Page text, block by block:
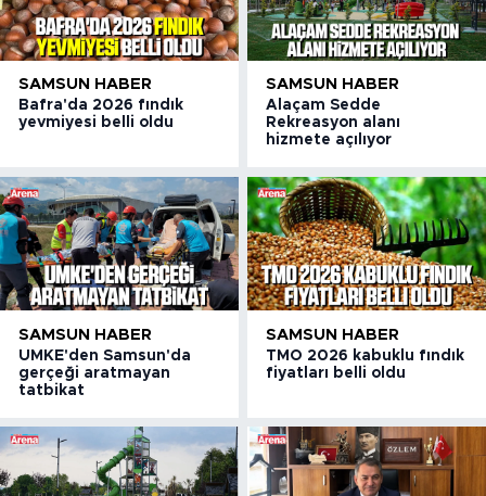
SAMSUN HABER
Bafra'da 2026 fındık
yevmiyesi belli oldu
SAMSUN HABER
Alaçam Sedde
Rekreasyon alanı
hizmete açılıyor
SAMSUN HABER
UMKE'den Samsun'da
gerçeği aratmayan
tatbikat
SAMSUN HABER
TMO 2026 kabuklu fındık
fiyatları belli oldu